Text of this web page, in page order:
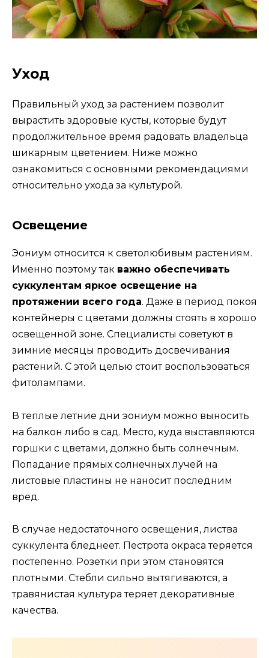
Уход
Правильный уход за растением позволит
вырастить здоровые кусты, которые будут
продолжительное время радовать владельца
шикарным цветением. Ниже можно
ознакомиться с основными рекомендациями
относительно ухода за культурой.
Освещение
Эониум относится к светолюбивым растениям.
Именно поэтому так важно обеспечивать
суккулентам яркое освещение на
протяжении всего года. Даже в период покоя
контейнеры с цветами должны стоять в хорошо
освещенной зоне. Специалисты советуют в
зимние месяцы проводить досвечивания
растений. С этой целью стоит воспользоваться
фитолампами.
В теплые летние дни эониум можно выносить
на балкон либо в сад. Место, куда выставляются
горшки с цветами, должно быть солнечным.
Попадание прямых солнечных лучей на
листовые пластины не наносит последним
вред.
В случае недостаточного освещения, листва
суккулента бледнеет. Пестрота окраса теряется
постепенно. Розетки при этом становятся
плотными. Стебли сильно вытягиваются, а
травянистая культура теряет декоративные
качества.